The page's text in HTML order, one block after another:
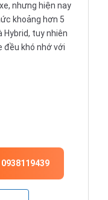
nhưng hiện nay
khoảng hơn 5
Hybrid, tuy nhiên
khó nhớ với
0938119439